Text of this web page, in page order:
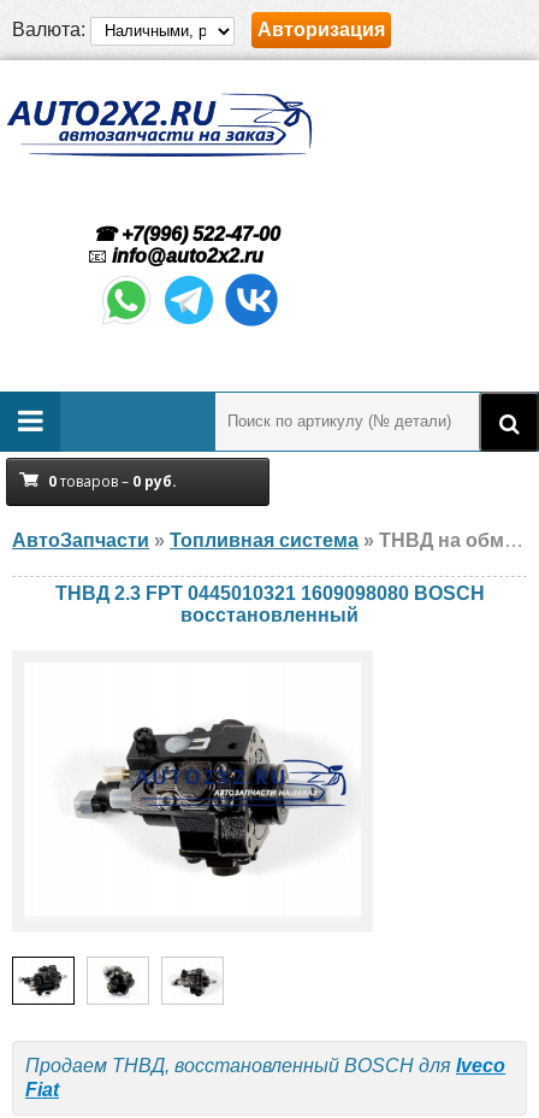
Валюта: Авторизация
☎ +7(996) 522-47-00
📧 info@auto2x2.ru
0товаров – 0 руб.
АвтоЗапчасти » Топливная система » ТНВД на обмен BOSCH 2.3 FPT 0445010321 1609098080 Iveco, Fiat, восстановленный
ТНВД 2.3 FPT 0445010321 1609098080 BOSCH
восстановленный
Продаем ТНВД, восстановленный BOSCH для Iveco
Fiat